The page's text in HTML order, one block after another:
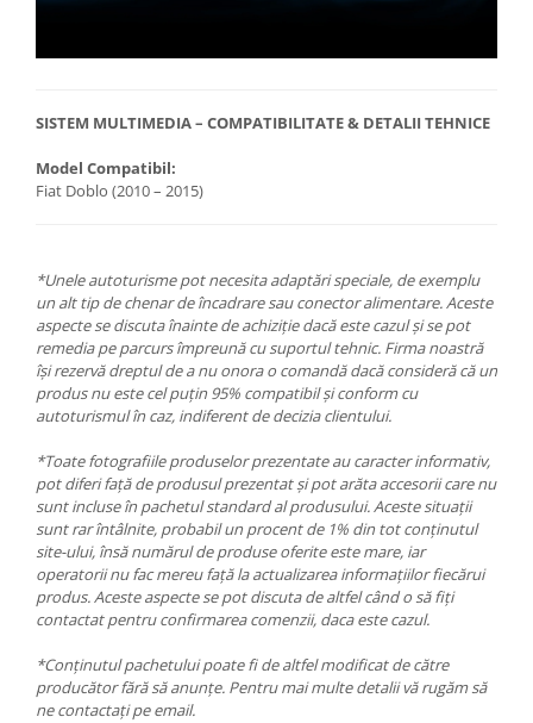
SISTEM MULTIMEDIA – COMPATIBILITATE & DETALII TEHNICE
Model Compatibil:
Fiat Doblo (2010 – 2015)
*Unele autoturisme pot necesita adaptări speciale, de exemplu
un alt tip de chenar de încadrare sau conector alimentare. Aceste
aspecte se discuta înainte de achiziție dacă este cazul și se pot
remedia pe parcurs împreună cu suportul tehnic. Firma noastră
își rezervă dreptul de a nu onora o comandă dacă consideră că un
produs nu este cel puțin 95% compatibil și conform cu
autoturismul în caz, indiferent de decizia clientului.
*Toate fotografiile produselor prezentate au caracter informativ,
pot diferi față de produsul prezentat și pot arăta accesorii care nu
sunt incluse în pachetul standard al produsului. Aceste situații
sunt rar întâlnite, probabil un procent de 1% din tot conținutul
site-ului, însă numărul de produse oferite este mare, iar
operatorii nu fac mereu față la actualizarea informațiilor fiecărui
produs. Aceste aspecte se pot discuta de altfel când o să fiți
contactat pentru confirmarea comenzii, daca este cazul.
*Conținutul pachetului poate fi de altfel modificat de către
producător fără să anunțe. Pentru mai multe detalii vă rugăm să
ne contactați pe email.